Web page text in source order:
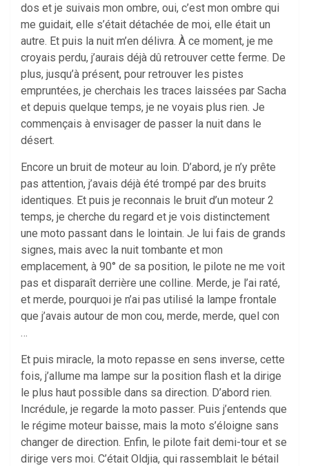
dos et je suivais mon ombre, oui, c’est mon ombre qui
me guidait, elle s’était détachée de moi, elle était un
autre. Et puis la nuit m’en délivra. À ce moment, je me
croyais perdu, j’aurais déjà dû retrouver cette ferme. De
plus, jusqu’à présent, pour retrouver les pistes
empruntées, je cherchais les traces laissées par Sacha
et depuis quelque temps, je ne voyais plus rien. Je
commençais à envisager de passer la nuit dans le
désert.
Encore un bruit de moteur au loin. D’abord, je n’y prête
pas attention, j’avais déjà été trompé par des bruits
identiques. Et puis je reconnais le bruit d’un moteur 2
temps, je cherche du regard et je vois distinctement
une moto passant dans le lointain. Je lui fais de grands
signes, mais avec la nuit tombante et mon
emplacement, à 90° de sa position, le pilote ne me voit
pas et disparaît derrière une colline. Merde, je l’ai raté,
et merde, pourquoi je n’ai pas utilisé la lampe frontale
que j’avais autour de mon cou, merde, merde, quel con
…
Et puis miracle, la moto repasse en sens inverse, cette
fois, j’allume ma lampe sur la position flash et la dirige
le plus haut possible dans sa direction. D’abord rien.
Incrédule, je regarde la moto passer. Puis j’entends que
le régime moteur baisse, mais la moto s’éloigne sans
changer de direction. Enfin, le pilote fait demi-tour et se
dirige vers moi. C’était Oldjia, qui rassemblait le bétail